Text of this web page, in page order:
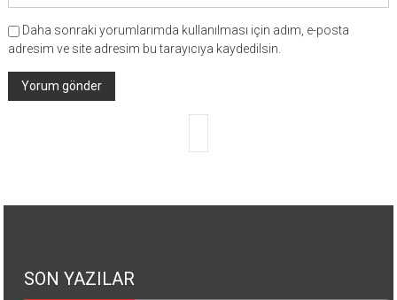
Daha sonraki yorumlarımda kullanılması için adım, e-posta
adresim ve site adresim bu tarayıcıya kaydedilsin.
SON YAZILAR